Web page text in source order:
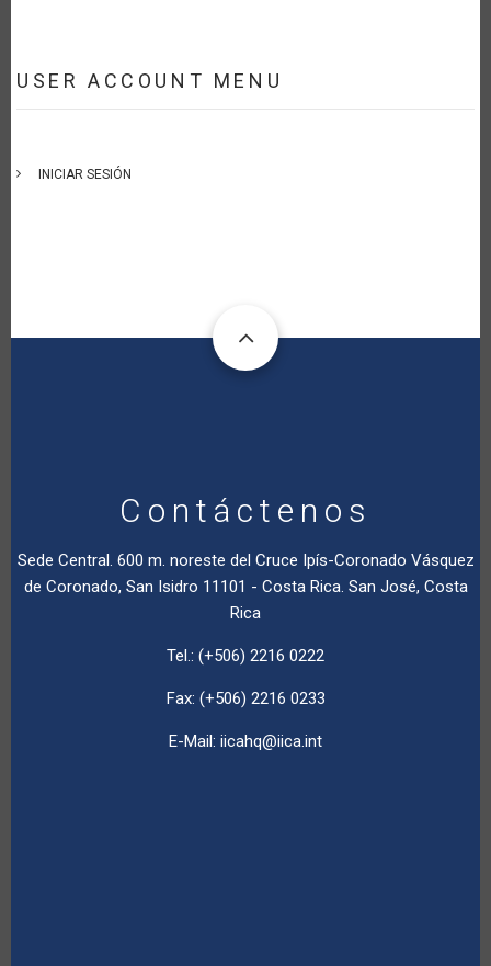
USER ACCOUNT MENU
INICIAR SESIÓN
Contáctenos
Sede Central. 600 m. noreste del Cruce Ipís-Coronado Vásquez
de Coronado, San Isidro 11101 - Costa Rica. San José, Costa
Rica
Tel.: (+506) 2216 0222
Fax: (+506) 2216 0233
E-Mail: iicahq@iica.int